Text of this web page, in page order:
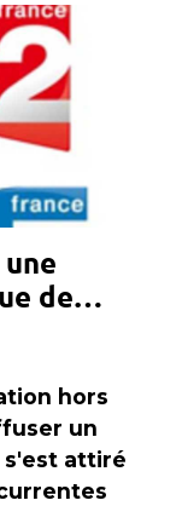
de
hors
un
s'est attiré